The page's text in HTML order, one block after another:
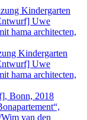
Kindergarten
Uwe
hama architecten,
Kindergarten
Uwe
hama architecten,
Bonn, 2018
van den